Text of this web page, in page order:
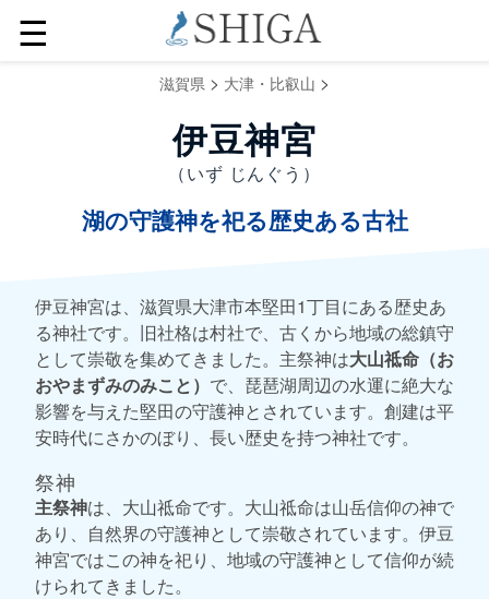
☰
滋賀県 > 大津・比叡山 >
伊豆神宮
（いず じんぐう）
湖の守護神を祀る歴史ある古社
伊豆神宮は、滋賀県大津市本堅田1丁目にある歴史あ
る神社です。旧社格は村社で、古くから地域の総鎮守
として崇敬を集めてきました。主祭神は大山祗命（お
おやまずみのみこと） で、琵琶湖周辺の水運に絶大な
影響を与えた堅田の守護神とされています。創建は平
安時代にさかのぼり、長い歴史を持つ神社です。
祭神
主祭神は、大山祗命です。大山祗命は山岳信仰の神で
あり、自然界の守護神として崇敬されています。伊豆
神宮ではこの神を祀り、地域の守護神として信仰が続
けられてきました。